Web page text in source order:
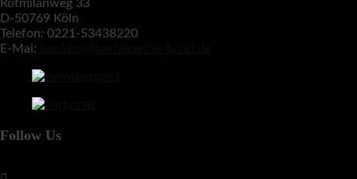
Rotmilanweg 33
D-50769 Köln
Telefon: 0221-53438220
E-Mai:
Follow Us